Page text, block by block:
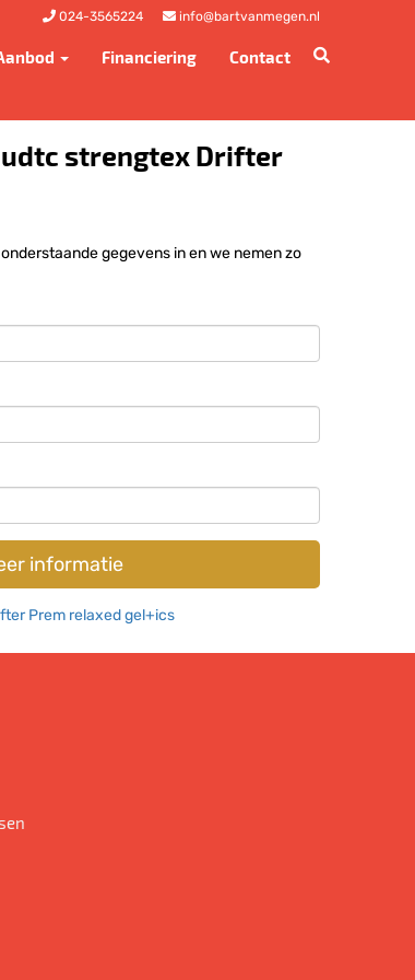
024-3565224 info@bartvanmegen.nl
Financiering Contact
strengtex Drifter
gegevens in en we nemen zo
informatie
Prem relaxed gel+ics